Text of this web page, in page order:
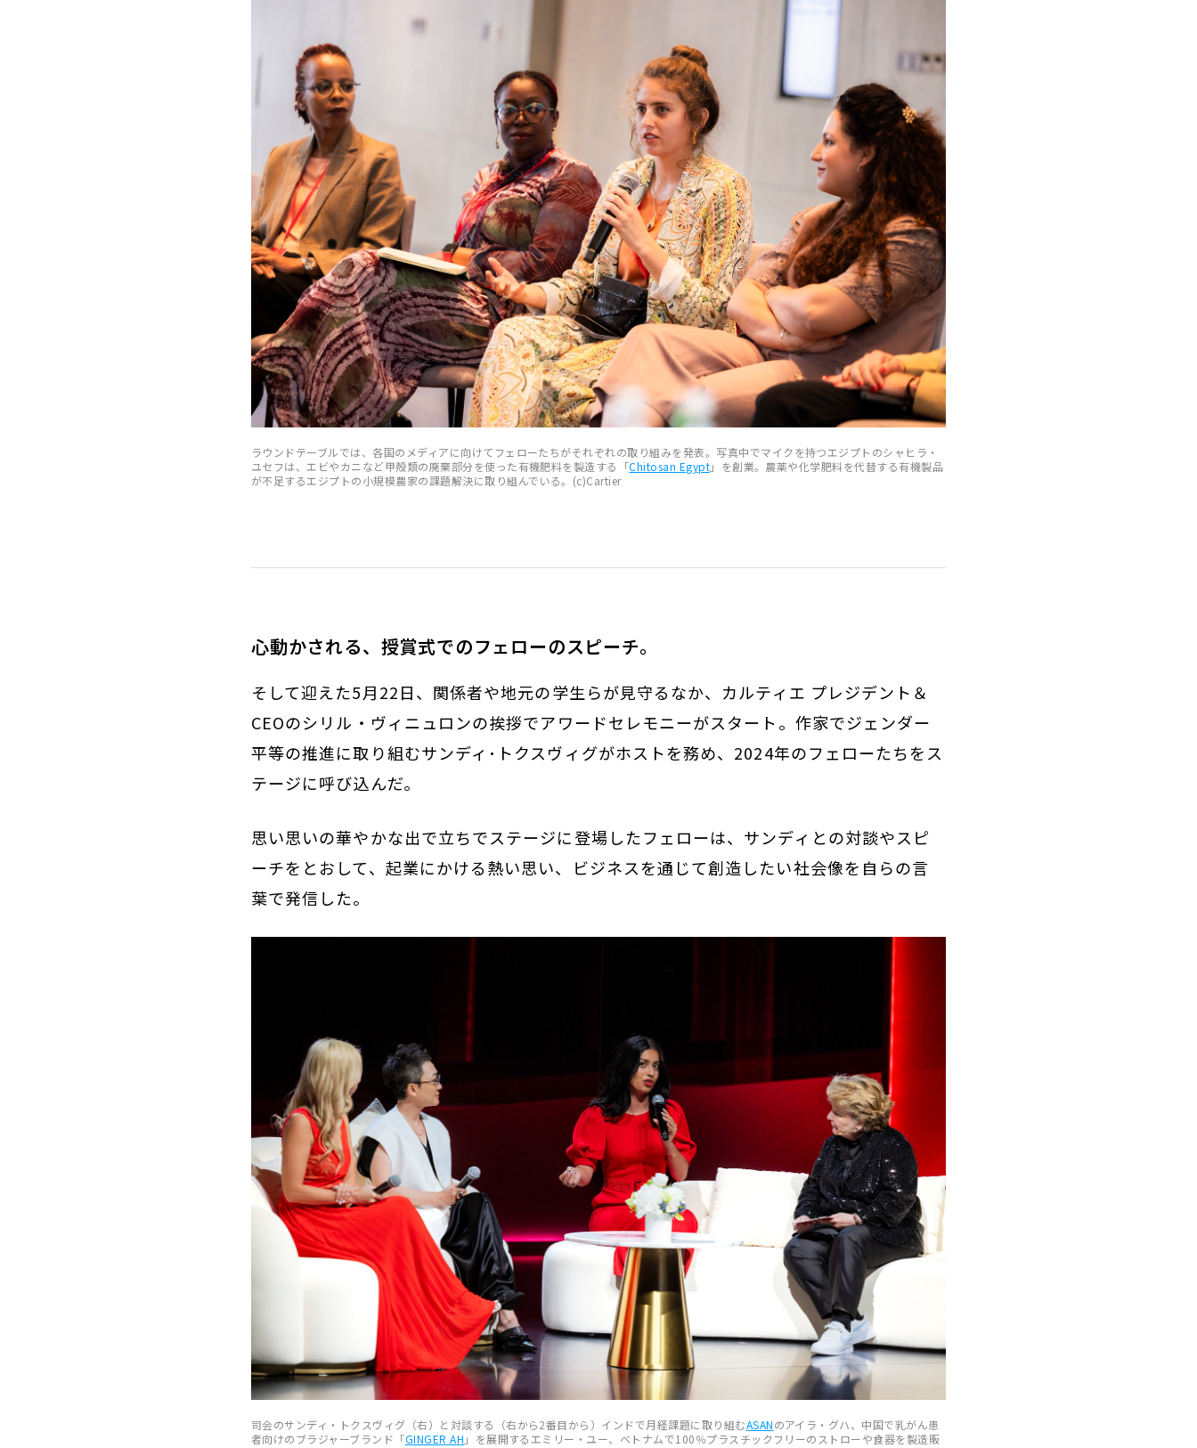
ラウンドテーブルでは、各国のメディアに向けてフェローたちがそれぞれの取り組みを発表。写真中でマイクを持つエジプトのシャヒラ・
ユセフは、エビやカニなど甲殻類の廃棄部分を使った有機肥料を製造する「Chitosan Egypt」を創業。農薬や化学肥料を代替する有機製品
が不足するエジプトの小規模農家の課題解決に取り組んでいる。(c)Cartier
心動かされる、授賞式でのフェローのスピーチ。
そして迎えた5月22日、関係者や地元の学生らが見守るなか、カルティエ プレジデント＆
CEOのシリル・ヴィニュロンの挨拶でアワードセレモニーがスタート。作家でジェンダー
平等の推進に取り組むサンディ･トクスヴィグがホストを務め、2024年のフェローたちをス
テージに呼び込んだ。
思い思いの華やかな出で立ちでステージに登場したフェローは、サンディとの対談やスピ
ーチをとおして、起業にかける熱い思い、ビジネスを通じて創造したい社会像を自らの言
葉で発信した。
司会のサンディ・トクスヴィグ（右）と対談する（右から2番目から）インドで月経課題に取り組むASANのアイラ・グハ、中国で乳がん患
者向けのブラジャーブランド「GINGER AH 」を展開するエミリー・ユー、ベトナムで100％プラスチックフリーのストローや食器を製造販